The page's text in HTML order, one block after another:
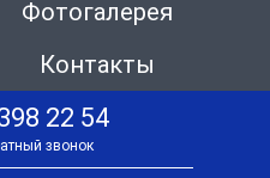
Фотогалерея
Контакты
22 54
звонок